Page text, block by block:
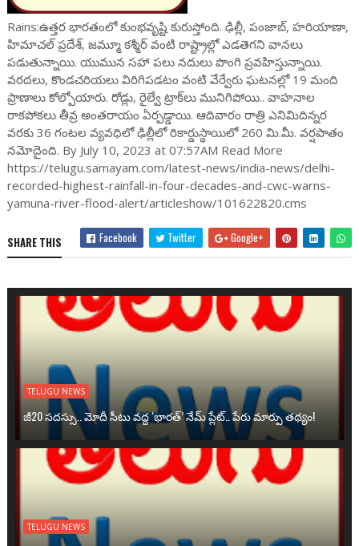
Rains:ఉత్తర భారతంలో కుంభవృష్టి కురుస్తోంది. ఢిల్లీ, పంజాబ్‌, హరియాణా,
హిమాచల్‌ ప్రదేశ్‌, జమ్మూ కశ్మీర్‌ వంటి రాష్ట్రాల్లో ఎడతెగని వానలు
పడుతున్నాయి. యుమున సహా పలు నదులు పొంగి ప్రవహిస్తున్నాయి.
వరదలు, కొండచరియలు విరిగిపడటం వంటి వేర్వేరు ఘటనల్లో 19 మంది
ప్రాణాలు కోల్పోయారు. రోడ్లు, రైల్వే ట్రాక్‌లు మునిగిపోయి.. వాహనాల
రాకపోకలు తీవ్ర అంతరాయం ఏర్పడ్డాయి. ఆదివారం రాత్రి ఎనిమిదిన్నర
వరకు 36 గంటల వ్యవధిలో ఢిల్లీలో రికార్డుస్థాయిలో 260 మి.మీ. వర్షపాతం
నమోదైంది. By July 10, 2023 at 07:57AM Read More
https://telugu.samayam.com/latest-news/india-news/delhi-
recorded-highest-rainfall-in-four-decades-and-cwc-warns-
yamuna-river-flood-alert/articleshow/101622820.cms
SHARE THIS Facebook Twitter Google+
TELUGU NEWS
జీ20 సదస్సు.. మోదీ సీటు వద్ద ‘భారత్’ నేమ్ ప్లేట్‌.. పేరు మార్పు తథ్యం!
TELUGU NEWS